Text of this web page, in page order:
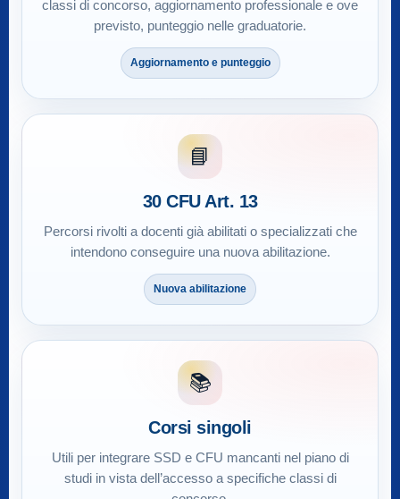
classi di concorso, aggiornamento professionale e ove
previsto, punteggio nelle graduatorie.
Aggiornamento e punteggio
📘
30 CFU Art. 13
Percorsi rivolti a docenti già abilitati o specializzati che
intendono conseguire una nuova abilitazione.
Nuova abilitazione
📚
Corsi singoli
Utili per integrare SSD e CFU mancanti nel piano di
studi in vista dell’accesso a specifiche classi di